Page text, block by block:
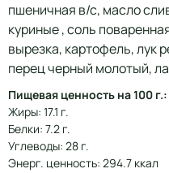
пшеничная в/с, масло
куриные , соль
вырезка, картофель, лук
перец черный молотый,
Пищевая ценность на 100 г.:
Жиры: 17.1 г.
Белки: 7.2 г.
Углеводы: 28 г.
Энерг. ценность: 294.7 ккал